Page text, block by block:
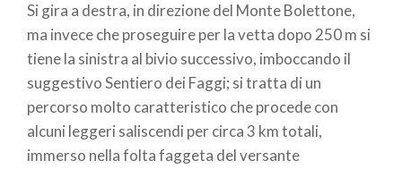
Si gira a destra, in direzione del Monte Bolettone,
ma invece che proseguire per la vetta dopo 250 m si
tiene la sinistra al bivio successivo, imboccando il
suggestivo Sentiero dei Faggi; si tratta di un
percorso molto caratteristico che procede con
alcuni leggeri saliscendi per circa 3 km totali,
immerso nella folta faggeta del versante